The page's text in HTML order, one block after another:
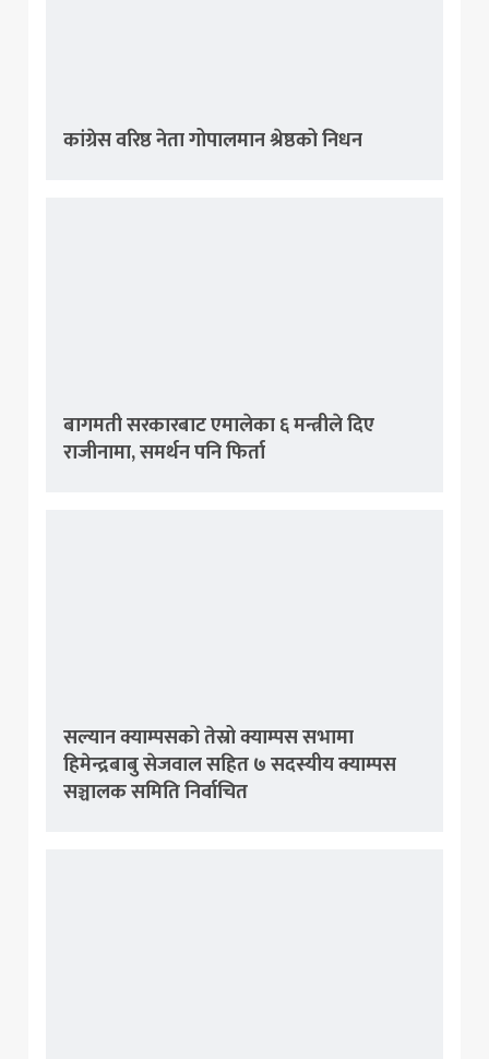
कांग्रेस वरिष्ठ नेता गोपालमान श्रेष्ठको निधन
बागमती सरकारबाट एमालेका ६ मन्त्रीले दिए
राजीनामा, समर्थन पनि फिर्ता
सल्यान क्याम्पसको तेस्रो क्याम्पस सभामा
हिमेन्द्रबाबु सेजवाल सहित ७ सदस्यीय क्याम्पस
सञ्चालक समिति निर्वाचित